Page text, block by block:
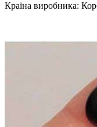
Країна виробника: